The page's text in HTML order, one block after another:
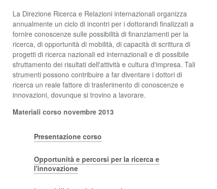
La Direzione Ricerca e Relazioni internazionali organizza
annualmente un ciclo di incontri per i dottorandi finalizzati a
fornire conoscenze sulle possibilità di finanziamenti per la
ricerca, di opportunità di mobilità, di capacità di scrittura di
progetti di ricerca nazionali ed internazionali e di possibile
sfruttamento dei risultati dell'attività e cultura d'impresa. Tali
strumenti possono contribuire a far diventare i dottori di
ricerca un reale fattore di trasferimento di conoscenze e
innovazioni, dovunque si trovino a lavorare.
Materiali corso novembre 2013
Presentazione corso
Opportunità e percorsi per la ricerca e
l'innovazione